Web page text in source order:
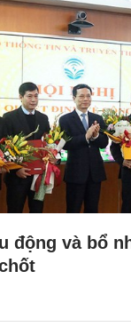
động và bổ